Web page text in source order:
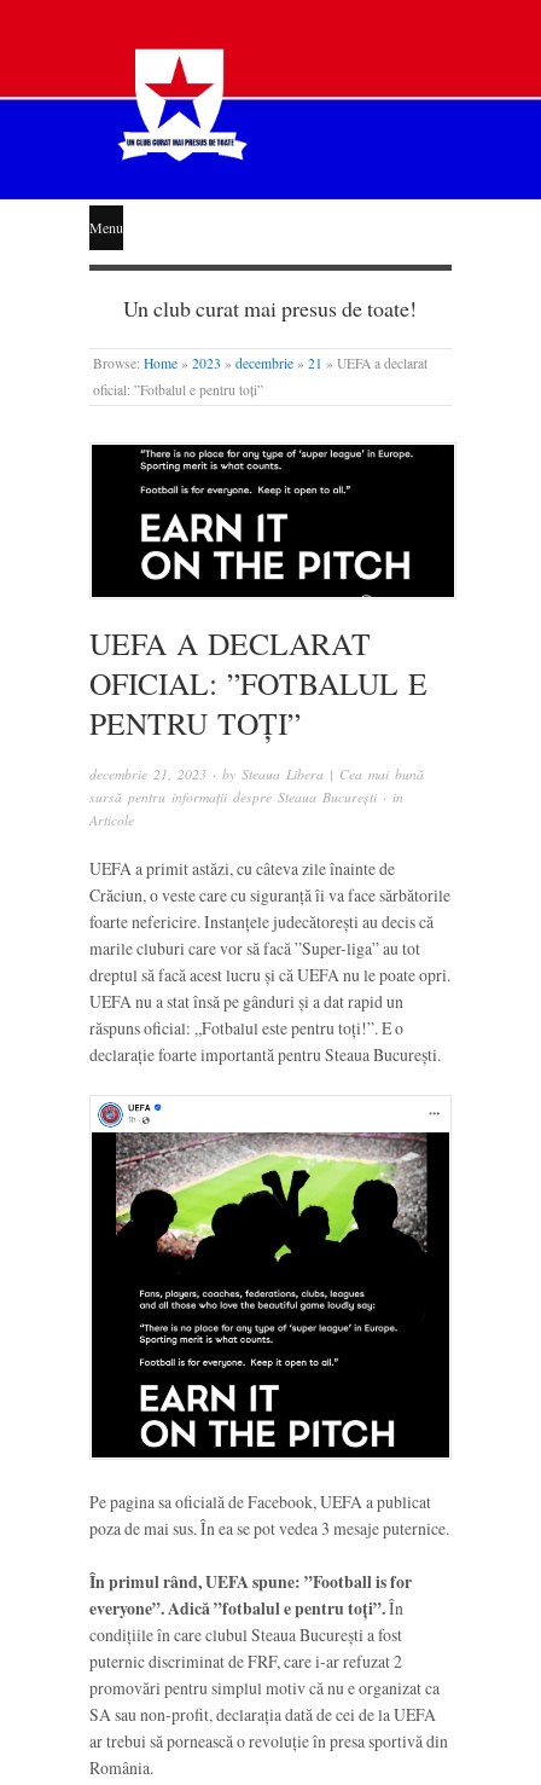
STEAUA
LIBERĂ
Menu
Un club curat mai presus de toate!
Browse: Home » 2023 » decembrie » 21 » UEFA a declarat
oficial: ”Fotbalul e pentru toți”
UEFA A DECLARAT
OFICIAL: ”FOTBALUL E
PENTRU TOȚI”
decembrie 21, 2023 · by Steaua Libera | Cea mai bună
sursă pentru informații despre Steaua București · in
Articole
UEFA a primit astăzi, cu câteva zile înainte de
Crăciun, o veste care cu siguranță îi va face sărbătorile
foarte nefericire. Instanțele judecătorești au decis că
marile cluburi care vor să facă ”Super-liga” au tot
dreptul să facă acest lucru și că UEFA nu le poate opri.
UEFA nu a stat însă pe gânduri și a dat rapid un
răspuns oficial: „Fotbalul este pentru toți!”. E o
declarație foarte importantă pentru Steaua București.
Pe pagina sa oficială de Facebook, UEFA a publicat
poza de mai sus. În ea se pot vedea 3 mesaje puternice.
În primul rând, UEFA spune: ”Football is for
everyone”. Adică ”fotbalul e pentru toți”.În
condițiile în care clubul Steaua București a fost
puternic discriminat de FRF, care i-ar refuzat 2
promovări pentru simplul motiv că nu e organizat ca
SA sau non-profit, declarația dată de cei de la UEFA
ar trebui să pornească o revoluție în presa sportivă din
România.